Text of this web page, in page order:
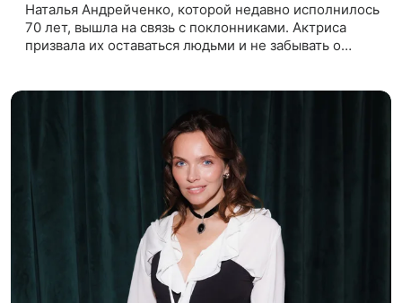
Наталья Андрейченко, которой недавно исполнилось
70 лет, вышла на связь с поклонниками. Актриса
призвала их оставаться людьми и не забывать о